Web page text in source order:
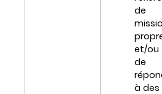
de
et/ou
de
à des